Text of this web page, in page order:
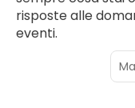
risposte alle
eventi.